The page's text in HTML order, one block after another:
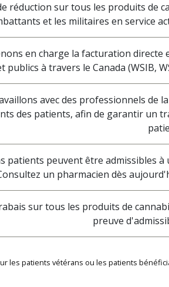
réduction sur tous les produits de
et les militaires en service
en charge la facturation directe
publics à travers le Canada (WSIB,
avec des professionnels de
des patients, afin de garantir un
patients peuvent être admissibles
un pharmacien dès
sur tous les produits de
preuve
patients vétérans ou les patients